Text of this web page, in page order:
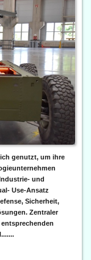
genutzt, um ihre
und
Use-Ansatz
Sicherheit,
Zentraler